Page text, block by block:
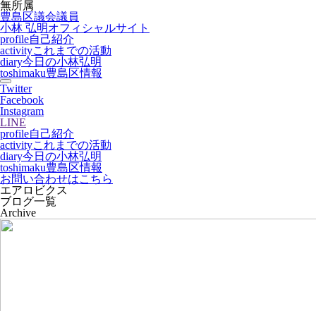
無所属
豊島区議会議員
小林 弘明オフィシャルサイト
profile自己紹介
activityこれまでの活動
diary今日の小林弘明
toshimaku豊島区情報
Twitter
Facebook
Instagram
LINE
profile自己紹介
activityこれまでの活動
diary今日の小林弘明
toshimaku豊島区情報
お問い合わせはこちら
エアロビクス
ブログ一覧
Archive